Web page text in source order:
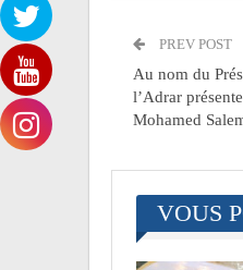
PREV POST
Au nom du
l’Adrar
Mohamed
VOUS